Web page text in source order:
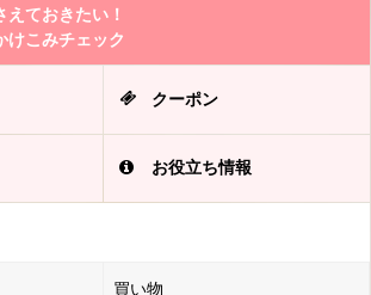
えておきたい！
けこみチェック
クーポン
お役立ち情報
買い物